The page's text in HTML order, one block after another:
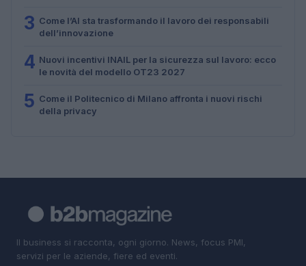
3 Come l’AI sta trasformando il lavoro dei responsabili
dell’innovazione
4 Nuovi incentivi INAIL per la sicurezza sul lavoro: ecco
le novità del modello OT23 2027
5 Come il Politecnico di Milano affronta i nuovi rischi
della privacy
Il business si racconta, ogni giorno. News, focus PMI,
servizi per le aziende, fiere ed eventi.